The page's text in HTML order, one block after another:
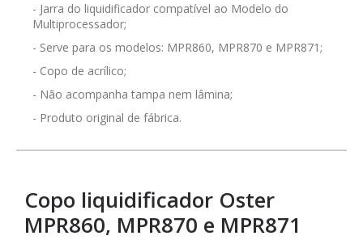
- Jarra do liquidificador compatível ao Modelo do
Multiprocessador;
- Serve para os modelos: MPR860, MPR870 e MPR871;
- Copo de acrílico;
- Não acompanha tampa nem lâmina;
- Produto original de fábrica.
Copo liquidificador Oster
MPR860, MPR870 e MPR871